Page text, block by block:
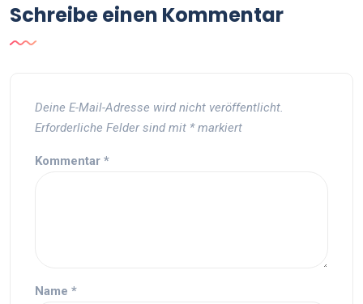
Schreibe einen Kommentar
Deine E-Mail-Adresse wird nicht veröffentlicht.
Erforderliche Felder sind mit *markiert
Kommentar *
Name *